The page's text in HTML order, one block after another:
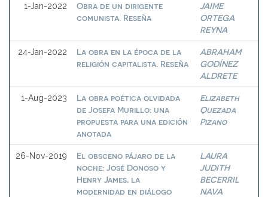
1-Jan-2022
Obra de un dirigente
comunista. Reseña
JAIME
ORTEGA
REYNA
24-Jan-2022
La obra en la época de la
religión capitalista. Reseña
ABRAHAM
GODÍNEZ
ALDRETE
1-Aug-2023
La obra poética olvidada
de Josefa Murillo: una
propuesta para una edición
anotada
Elizabeth
Quezada
Pizano
26-Nov-2019
El obsceno pájaro de la
noche: José Donoso y
Henry James, la
modernidad en diálogo
LAURA
JUDITH
BECERRIL
NAVA